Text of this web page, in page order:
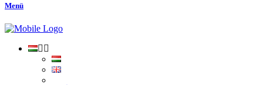
Menü